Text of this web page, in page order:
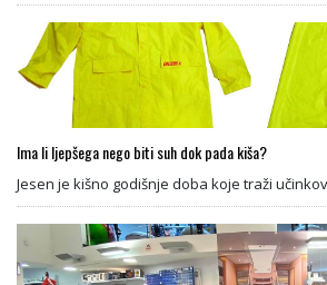
Ima li ljepšega nego biti suh dok pada kiša?
Jesen je kišno godišnje doba koje traži